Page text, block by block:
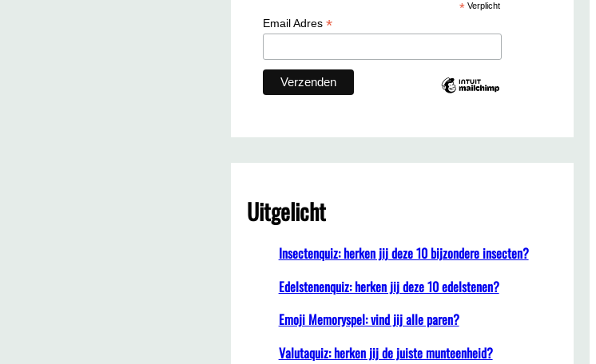
* Verplicht
Email Adres *
Uitgelicht
Insectenquiz: herken jij deze 10 bijzondere insecten?
Edelstenenquiz: herken jij deze 10 edelstenen?
Emoji Memoryspel: vind jij alle paren?
Valutaquiz: herken jij de juiste munteenheid?